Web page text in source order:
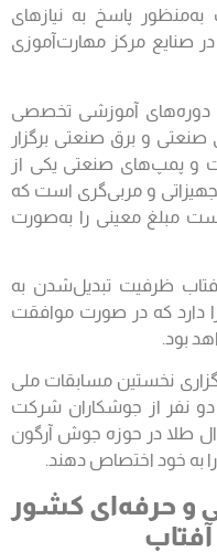
پاسخ به نیازهای
صنایع مرکز مهارت‌آموزی
دوره‌های آموزشی تخصصی
صنعتی و برق صنعتی برگزار
و پمپ‌های صنعتی یکی از
و مربی‌گری است که
مبلغ معینی را به‌صورت
ظرفیت تبدیل‌شدن به
دارد که در صورت موافقت
بود.
نخستین مسابقات ملی
دو نفر از جوشکاران شرکت
طلا در حوزه جوش آرگون
به خود اختصاص دهند.
و حرفه‌ای کشور